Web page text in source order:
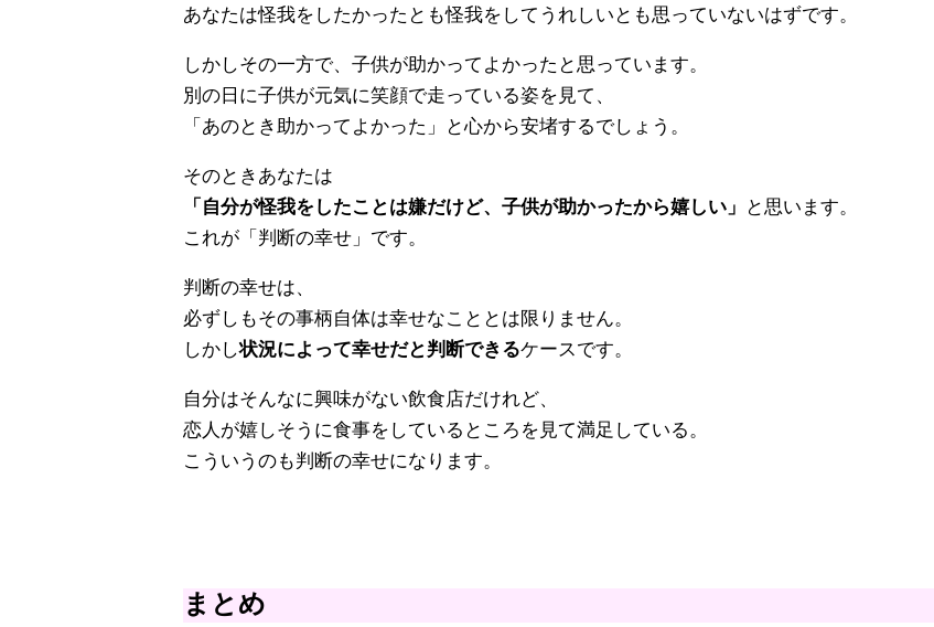
あなたは怪我をしたかったとも怪我をしてうれしいとも思っていないはずです。
しかしその一方で、子供が助かってよかったと思っています。
別の日に子供が元気に笑顔で走っている姿を見て、
「あのとき助かってよかった」と心から安堵するでしょう。
そのときあなたは
「自分が怪我をしたことは嫌だけど、子供が助かったから嬉しい」
と思います。
これが「判断の幸せ」です。
判断の幸せは、
必ずしもその事柄自体は幸せなこととは限りません。
しかし状況によって幸せだと判断できるケースです。
自分はそんなに興味がない飲食店だけれど、
恋人が嬉しそうに食事をしているところを見て満足している。
こういうのも判断の幸せになります。
まとめ